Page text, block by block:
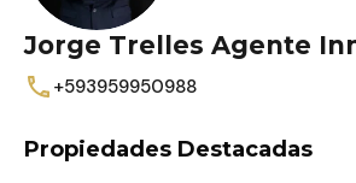
Jorge Trelles Agente
+593959950988
Propiedades Destacadas